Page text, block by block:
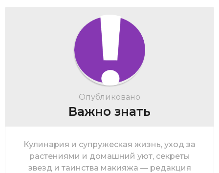
Опубликовано
Важно знать
Кулинария и супружеская жизнь, уход за
растениями и домашний уют, секреты
звезд и таинства макияжа — редакция